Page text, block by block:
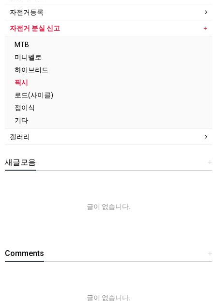
자전거등록
자전거 분실 신고
MTB
미니벨로
하이브리드
픽시
로드(사이클)
접이식
기타
갤러리
+
새글모음
글이 없습니다.
+
Comments
글이 없습니다.